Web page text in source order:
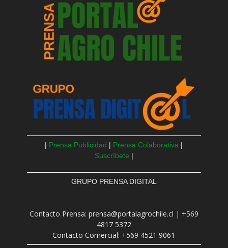
| Prensa Publicidad | Prensa Colaborativa |
Suscríbete |
GRUPO PRENSA DIGITAL
Contacto Prensa: prensa@portalagrochile.cl | +569
4817 5372
Contacto Comercial: +569 4521 9061